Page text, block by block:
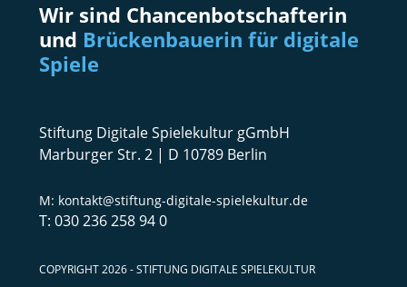
Wir sind Chancenbotschafterin
und Brückenbauerin für digitale
Spiele
Stiftung Digitale Spielekultur gGmbH
Marburger Str. 2 | D 10789 Berlin
kontakt@stiftung-digitale-spielekultur.de
030 236 258 94 0
COPYRIGHT 2026 - STIFTUNG DIGITALE SPIELEKULTUR